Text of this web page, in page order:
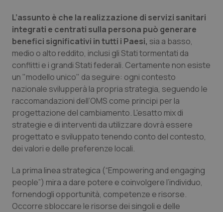
Piemonte
Provincia Autonoma di Bolzano
Provincia Autonoma di Trento
Puglia
Sardegna
Sicilia
Toscana
Umbria
Infezioni & Febbre
Ipertensione & Scompenso
Malattie rare
Malattia di Crohn & Rettocolite Ulcerosa
Neuroscienze & patologie neurodegenerative
Obesità
Oftalmologia
L’assunto è che la realizzazione di servizi sanitari
integrati e centrati sulla persona può generare
benefici significativi in tutti i Paesi, sia a basso,
medio o alto reddito, inclusi gli Stati tormentati da
conflitti e i grandi Stati federali. Certamente non esiste
un "modello unico" da seguire: ogni contesto
nazionale svilupperà la propria strategia, seguendo le
raccomandazioni dell’OMS come principi per la
progettazione del cambiamento. L'esatto mix di
strategie e di interventi da utilizzare dovrà essere
progettato e sviluppato tenendo conto del contesto,
dei valori e delle preferenze locali.
La prima linea strategica (“Empowering and engaging
people”) mira a dare potere e coinvolgere l’individuo,
fornendogli opportunità, competenze e risorse.
Occorre sbloccare le risorse dei singoli e delle